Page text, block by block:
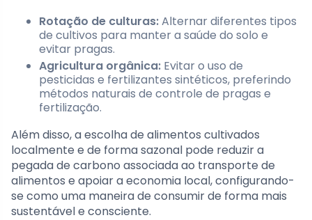
Rotação de culturas:Alternar diferentes tipos
de cultivos para manter a saúde do solo e
evitar pragas.
Agricultura orgânica: Evitar o uso de
pesticidas e fertilizantes sintéticos, preferindo
métodos naturais de controle de pragas e
fertilização.
Além disso, a escolha de alimentos cultivados
localmente e de forma sazonal pode reduzir a
pegada de carbono associada ao transporte de
alimentos e apoiar a economia local, configurando-
se como uma maneira de consumir de forma mais
sustentável e consciente.